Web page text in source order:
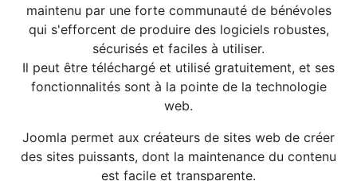
maintenu par une forte communauté de bénévoles
qui s'efforcent de produire des logiciels robustes,
sécurisés et faciles à utiliser.
Il peut être téléchargé et utilisé gratuitement, et ses
fonctionnalités sont à la pointe de la technologie
web.
Joomla permet aux créateurs de sites web de créer
des sites puissants, dont la maintenance du contenu
est facile et transparente.